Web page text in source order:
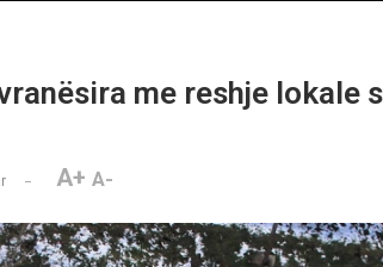
me reshje lokale
A+ A-